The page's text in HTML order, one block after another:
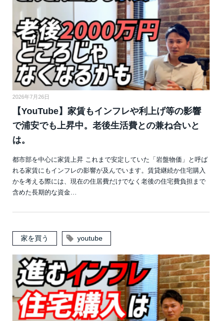
2026年7月26日
【YouTube】家賃もインフレや利上げ等の影響
で浦安でも上昇中。老後生活費との兼ね合いと
は。
都市部を中心に家賃上昇 これまで安定していた「岩盤物価」と呼ば
れる家賃にもインフレの影響が及んでいます。賃貸継続か住宅購入
かを考える際には、現在の住居費だけでなく老後の住宅費負担まで
含めた長期的な資金…
家を買う youtube